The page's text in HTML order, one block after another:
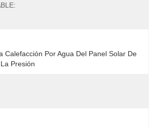
Calefacción Por Agua Del Panel Solar De
Presión